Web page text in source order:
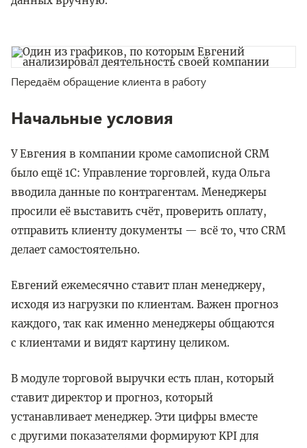
Передаём обращение клиента в работу
Начальные условия
У Евгения в компании кроме самописной CRM
было ещё 1С: Управление торговлей, куда Ольга
вводила данные по контрагентам. Менеджеры
просили её выставить счёт, проверить оплату,
отправить клиенту документы — всё то, что CRM
делает самостоятельно.
Евгений ежемесячно ставит план менеджеру,
исходя из нагрузки по клиентам. Важен прогноз
каждого, так как именно менеджеры общаются
с клиентами и видят картину целиком.
В модуле торговой выручки есть план, который
ставит директор и прогноз, который
устанавливает менеджер. Эти цифры вместе
с другими показателями формируют KPI для